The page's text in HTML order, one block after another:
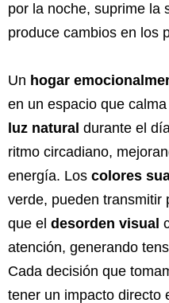
por la noche, suprime la
produce cambios en los
Un hogar
en un espacio que
luz natural durante el
ritmo circadiano,
energía. Los colores
verde, pueden transmitir
que el desorden visual
atención, generando
Cada decisión que
tener un impacto directo